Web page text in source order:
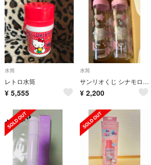
水筒
レトロ水筒
¥ 5,555
水筒
サンリオくじ シナモロールの可愛いピンクのプラスチック製水筒 500ml
¥ 2,200